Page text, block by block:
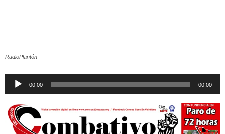
RadioPlantón
Reproductor
00:00 00:00